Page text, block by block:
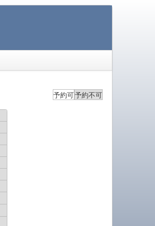
予約可予約不可